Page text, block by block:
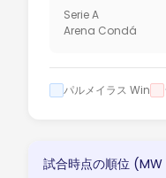
Serie A
Arena Condá
パルメイラス Win
試合時点の順位 (MW